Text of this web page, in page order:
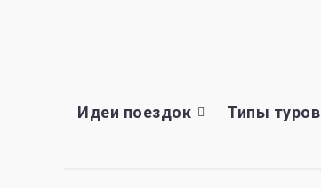
Идеи поездок Типы туров